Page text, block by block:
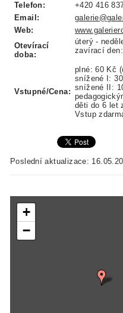
Telefon:
+420 416
Email:
Web:
Otevírací
doba:
úterý -
zavírací
Vstupné/Cena:
plné: 60 Kč
snížené I:
snížené II:
děti do 6 let
Vstup
Poslední aktualizace:
+
−